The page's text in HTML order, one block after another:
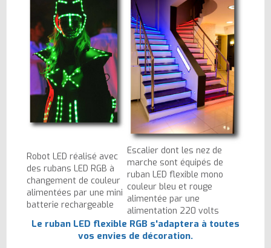
Robot LED réalisé avec
des rubans LED RGB à
changement de couleur
alimentées par une mini
batterie rechargeable
Escalier dont les nez de
marche sont équipés de
ruban LED flexible mono
couleur bleu et rouge
alimentée par une
alimentation 220 volts
Le ruban LED flexible RGB s'adaptera à toutes
vos envies de décoration.